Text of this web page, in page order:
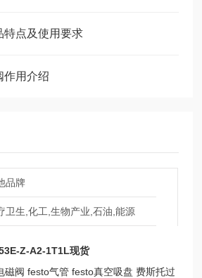
特点及使用要求
作用介绍
品牌
卫生,化工,生物产业,石油,能源
Z-A2-1T1L现货
磁阀 festo气管 festo真空吸盘 费斯托过